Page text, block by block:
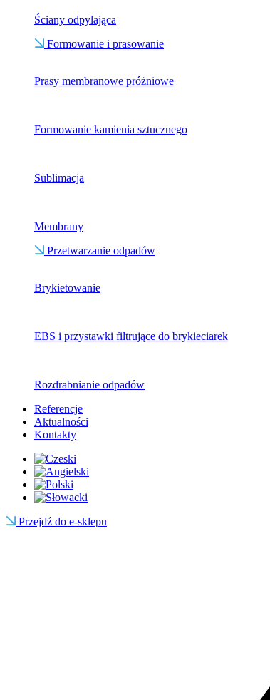
Ściany odpylająca
Formowanie i prasowanie
Prasy membranowe próżniowe
Formowanie kamienia sztucznego
Sublimacja
Membrany
Przetwarzanie odpadów
Brykietowanie
EBS i przystawki filtrujące do brykieciarek
Rozdrabnianie odpadów
Referencje
Aktualności
Kontakty
Przejdź do e-sklepu